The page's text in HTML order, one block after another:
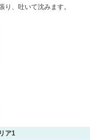
、吐いて沈みます。
ア1